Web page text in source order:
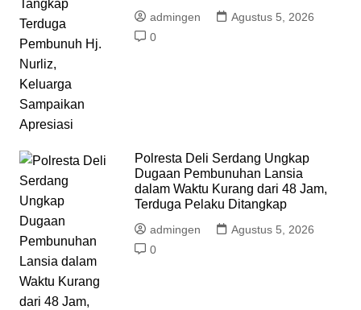
admingen
Agustus 5, 2026
0
Polresta Deli Serdang Ungkap
Dugaan Pembunuhan Lansia
dalam Waktu Kurang dari 48 Jam,
Terduga Pelaku Ditangkap
admingen
Agustus 5, 2026
0